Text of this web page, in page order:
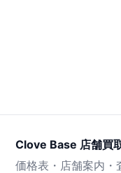
Clove Base 店舗買
価格表・店舗案内・